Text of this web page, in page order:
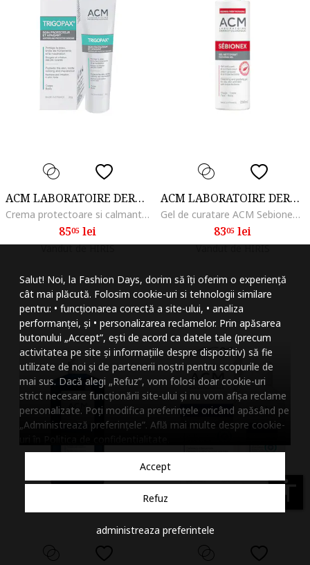
Salut! Noi, la Fashion Days, dorim să îți oferim o experiență
cât mai plăcută. Folosim cookie-uri si tehnologii similare
pentru: • funcționarea corectă a site-ului, • analiza
performanței, și • personalizarea reclamelor. Prin apăsarea
butonului „Accept”, ești de acord ca datele tale (precum
activitatea pe site și informațiile despre dispozitiv) să fie
utilizate de noi și de partenerii noștri pentru scopurile de
mai sus. Dacă alegi „Refuz”, vom folosi doar cookie-uri
strict necesare funcționării site-ului și nu vom afișa reclame
personalizate. Poți modifica preferințele oricând apăsând pe
„Administrează preferințele”. Află mai multe despre cookie-
Accept
Refuz
administreaza preferintele
ACM LABORATOIRE DERMATOLOGIQUE
Crema protectoare si calmanta ACM Trigopax, 30 ml
8505 lei
Vandut de HIRIS
ACM LABORATOIRE DERMATOLOGIQUE
Gel de curatare ACM Sebionex pentru pielea cu imperfectiuni, 200 ml
8305 lei
Vandut de HIRIS
accessibility
Micsoreaza
Mareste spatierea
Micsoreaza
Mareste inaltimea
Micsoreaza
Inverseaza culorile
Nuante de gri
Cursor mare
Subliniaza link-urile